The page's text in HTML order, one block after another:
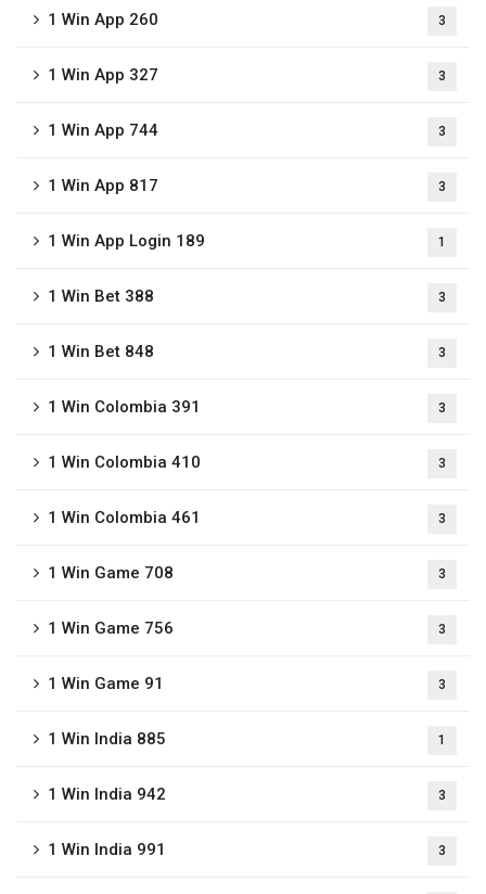
1 Win App 260 3
1 Win App 327 3
1 Win App 744 3
1 Win App 817 3
1 Win App Login 189 1
1 Win Bet 388 3
1 Win Bet 848 3
1 Win Colombia 391 3
1 Win Colombia 410 3
1 Win Colombia 461 3
1 Win Game 708 3
1 Win Game 756 3
1 Win Game 91 3
1 Win India 885 1
1 Win India 942 3
1 Win India 991 3